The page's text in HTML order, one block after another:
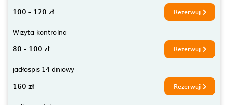
100 - 120 zł Rezerwuj
Wizyta kontrolna
80 - 100 zł Rezerwuj
jadłospis 14 dniowy
160 zł Rezerwuj